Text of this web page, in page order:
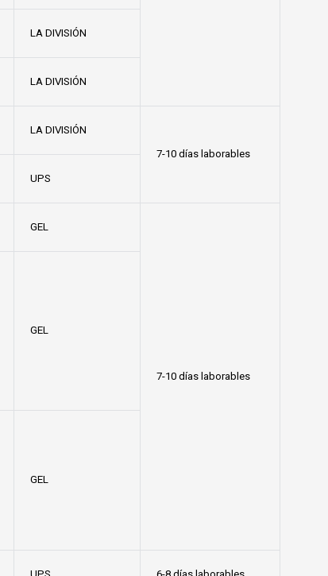
LA DIVISIÓN
LA DIVISIÓN
LA DIVISIÓN
7-10 días laborables
UPS
GEL
7-10 días laborables
GEL
GEL